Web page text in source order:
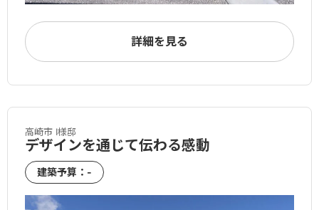
詳細を見る
高崎市 I様邸
デザインを通じて伝わる感動
建築予算：-